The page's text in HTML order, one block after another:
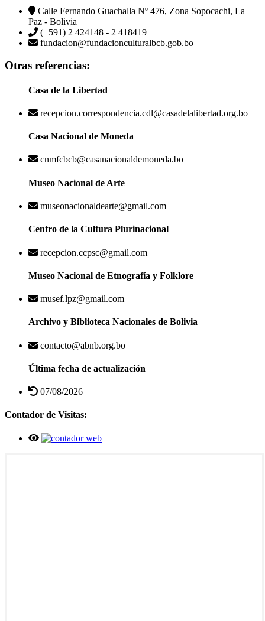
Calle Fernando Guachalla Nº 476, Zona Sopocachi, La
Paz - Bolivia
(+591) 2 424148 - 2 418419
fundacion@fundacionculturalbcb.gob.bo
Otras referencias:
Casa de la Libertad
recepcion.correspondencia.cdl@casadelalibertad.org.bo
Casa Nacional de Moneda
cnmfcbcb@casanacionaldemoneda.bo
Museo Nacional de Arte
museonacionaldearte@gmail.com
Centro de la Cultura Plurinacional
recepcion.ccpsc@gmail.com
Museo Nacional de Etnografía y Folklore
musef.lpz@gmail.com
Archivo y Biblioteca Nacionales de Bolivia
contacto@abnb.org.bo
Última fecha de actualización
07/08/2026
Contador de Visitas: